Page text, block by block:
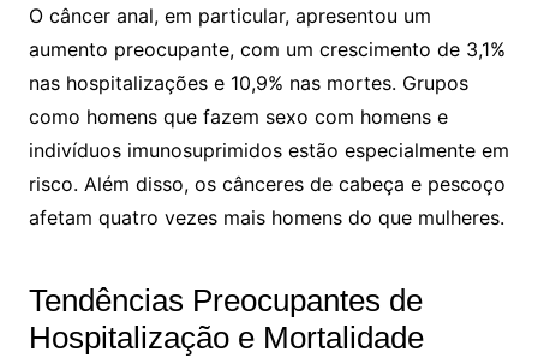
O câncer anal, em particular, apresentou um
aumento preocupante, com um crescimento de 3,1%
nas hospitalizações e 10,9% nas mortes. Grupos
como homens que fazem sexo com homens e
indivíduos imunosuprimidos estão especialmente em
risco. Além disso, os cânceres de cabeça e pescoço
afetam quatro vezes mais homens do que mulheres.
Tendências Preocupantes de
Hospitalização e Mortalidade